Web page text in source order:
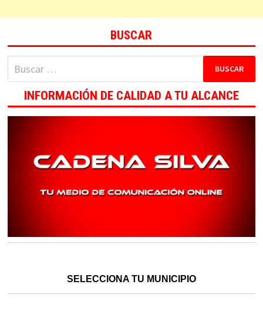
BUSCAR
Buscar:
INFORMACIÓN DE CALIDAD A TU ALCANCE
SELECCIONA TU MUNICIPIO